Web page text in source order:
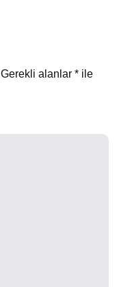
Gerekli alanlar * ile